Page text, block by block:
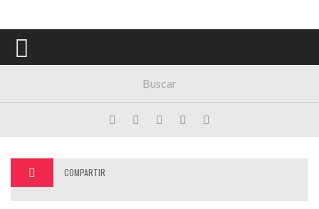
CONCIERTOS
FESTIVALES
COMPARTIR